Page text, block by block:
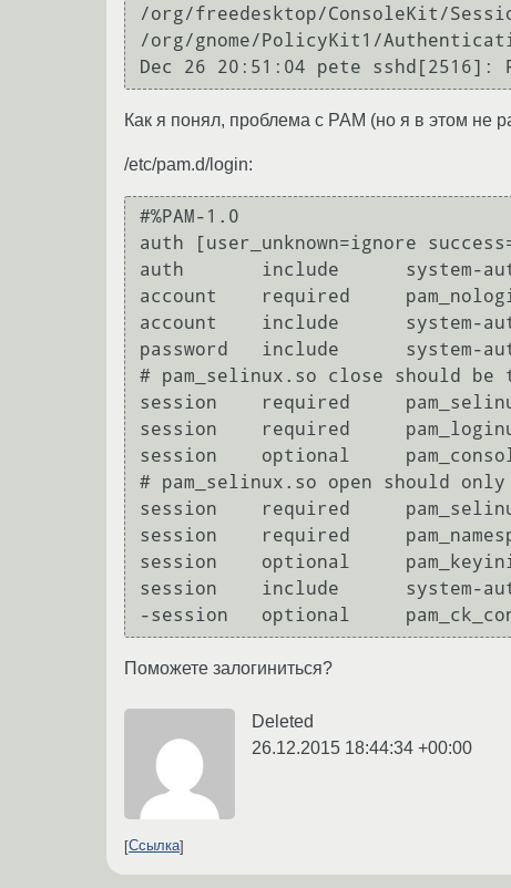
/org/freedesktop/ConsoleKit/
/org/gnome/PolicyKit1/
Dec 26 20:51:04 pete
Как я понял, проблема с PAM (но я в этом не
/etc/pam.d/login:
#%PAM-1.0
auth [user_unknown=ignore
auth       include      system-
account    required
account    include      system-
password   include      system-
# pam_selinux.so close should
session    required
session    required
session    optional
# pam_selinux.so open should
session    required
session    required
session    optional
session    include      system-
-session   optional
Поможете залогиниться?
Deleted
26.12.2015 18:44:34 +00:00
Ссылка